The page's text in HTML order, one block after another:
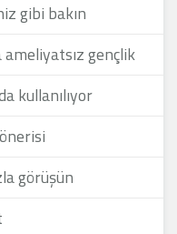
gibi bakın
gençlik
kullanılıyor
görüşün